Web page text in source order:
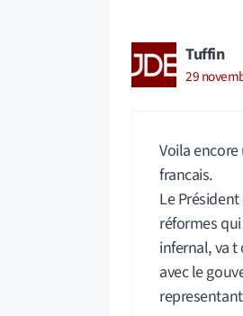
Tuffin
29
Voila
francais.
Le
réformes
infernal, va
avec le